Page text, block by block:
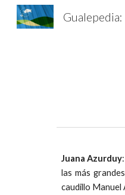
Juana Azurduy
las más
caudillo Manuel